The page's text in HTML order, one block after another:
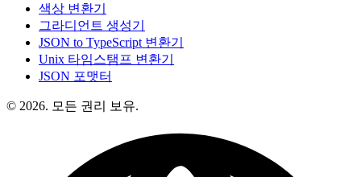
색상 변환기
그라디언트 생성기
JSON to TypeScript 변환기
Unix 타임스탬프 변환기
JSON 포맷터
© 2026. 모든 권리 보유.